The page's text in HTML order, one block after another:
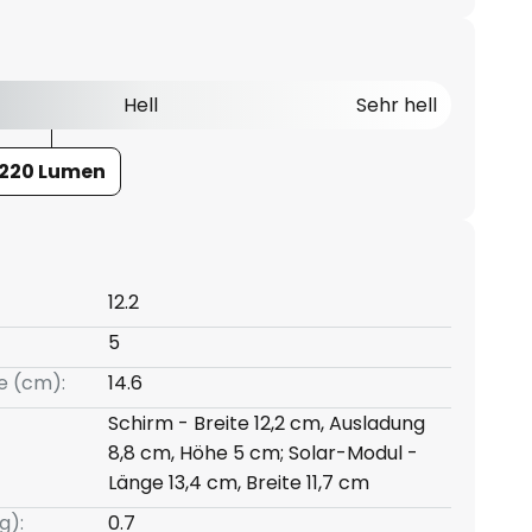
Hell Sehr hell
220 Lumen
12.2
5
(cm):
14.6
Schirm - Breite 12,2 cm, Ausladung
8,8 cm, Höhe 5 cm; Solar-Modul -
Länge 13,4 cm, Breite 11,7 cm
0.7